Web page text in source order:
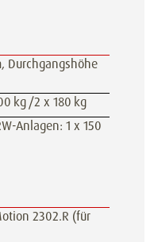
Durchgangshöhe
kg /2 x 180 kg
Anlagen: 1 x 150
2302.R (für